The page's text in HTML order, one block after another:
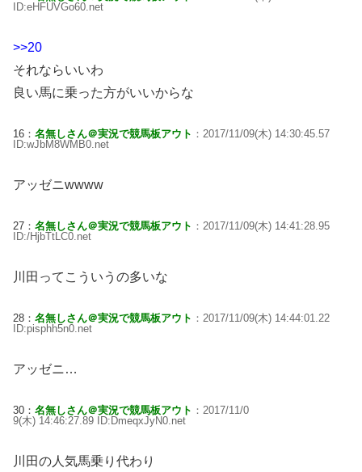
ID:eHFUVGo60.net
>>20
それならいいわ
良い馬に乗った方がいいからな
16： 名無しさん＠実況で競馬板アウト ：2017/11/09(木) 14:30:45.57
ID:wJbM8WMB0.net
アッゼニwwww
27： 名無しさん＠実況で競馬板アウト ：2017/11/09(木) 14:41:28.95
ID:/HjbTtLC0.net
川田ってこういうの多いな
28： 名無しさん＠実況で競馬板アウト ：2017/11/09(木) 14:44:01.22
ID:pisphh5n0.net
アッゼニ…
30： 名無しさん＠実況で競馬板アウト ：2017/11/0
9(木) 14:46:27.89 ID:DmeqxJyN0.net
川田の人気馬乗り代わり